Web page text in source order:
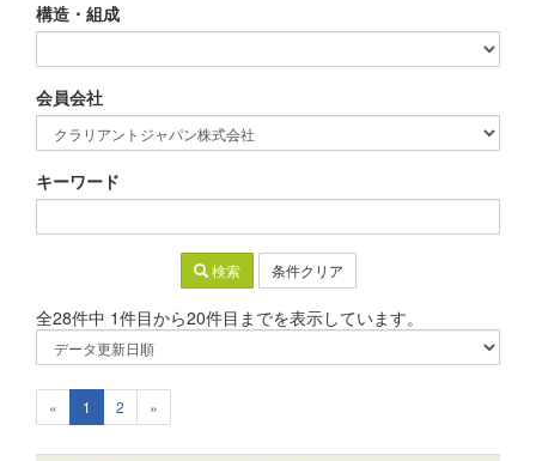
構造・組成
会員会社
キーワード
検索 条件クリア
全28件中 1件目から20件目までを表示しています。
« 1 2 »